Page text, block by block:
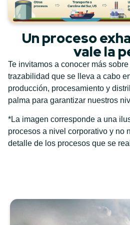
Un proceso
vale la
Te invitamos a conocer más
trazabilidad que se lleva a cabo
producción, procesamiento y
palma para garantizar nuestros
*La imagen corresponde a una
procesos a nivel corporativo y no
detalle de los procesos que se